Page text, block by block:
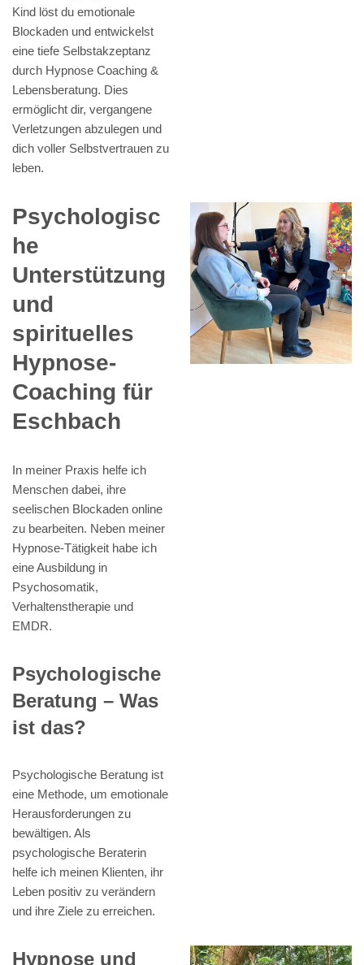
Kind löst du emotionale
Blockaden und entwickelst
eine tiefe Selbstakzeptanz
durch Hypnose Coaching &
Lebensberatung. Dies
ermöglicht dir, vergangene
Verletzungen abzulegen und
dich voller Selbstvertrauen zu
leben.
Psychologisc
he
Unterstützung
und
spirituelles
Hypnose-
Coaching für
Eschbach
In meiner Praxis helfe ich
Menschen dabei, ihre
seelischen Blockaden online
zu bearbeiten. Neben meiner
Hypnose-Tätigkeit habe ich
eine Ausbildung in
Psychosomatik,
Verhaltenstherapie und
EMDR.
Psychologische
Beratung – Was
ist das?
Psychologische Beratung ist
eine Methode, um emotionale
Herausforderungen zu
bewältigen. Als
psychologische Beraterin
helfe ich meinen Klienten, ihr
Leben positiv zu verändern
und ihre Ziele zu erreichen.
Hypnose und